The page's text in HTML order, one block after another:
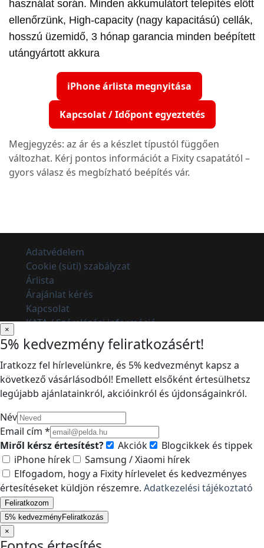
használat során. Minden akkumulátort telepítés előtt
ellenőrzünk, High-capacity (nagy kapacitású) cellák,
hosszú üzemidő, 3 hónap garancia minden beépített
utángyártott akkura
iPhone árlista megnyitása
Kapcsolat / Időpont egyeztetés
Megjegyzés: az ár és a készlet típustól függően
változhat. Kérj pontos információt a Fixity csapatától –
gyors válasz és megbízható beépítés vár.
Adatvédelem
Cookie (süti) szabályzat
Árlista
Árajánlat kérés
Kapcsolat
KATA / Számlázási információ
×
5% kedvezmény feliratkozásért!
Iratkozz fel hírlevelünkre, és 5% kedvezményt kapsz a
következő vásárlásodból! Emellett elsőként értesülhetsz
legújabb ajánlatainkról, akcióinkról és újdonságainkról.
Név
Email cím *
Miről kérsz értesítést?
Akciók
Blogcikkek és tippek
iPhone hírek
Samsung / Xiaomi hírek
Elfogadom, hogy a Fixity hírlevelet és kedvezményes
értesítéseket küldjön részemre. Adatkezelési tájékoztató
Feliratkozom
5% kedvezményFeliratkozás
×